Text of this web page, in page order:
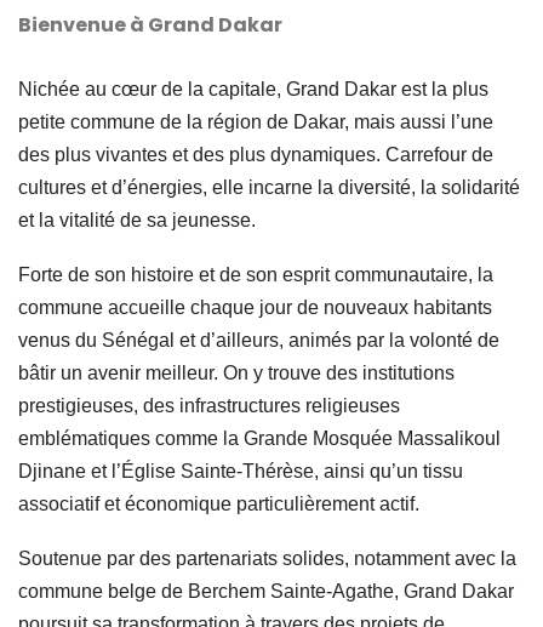
Bienvenue à Grand Dakar
Nichée au cœur de la capitale, Grand Dakar est la plus
petite commune de la région de Dakar, mais aussi l’une
des plus vivantes et des plus dynamiques. Carrefour de
cultures et d’énergies, elle incarne la diversité, la solidarité
et la vitalité de sa jeunesse.
Forte de son histoire et de son esprit communautaire, la
commune accueille chaque jour de nouveaux habitants
venus du Sénégal et d’ailleurs, animés par la volonté de
bâtir un avenir meilleur. On y trouve des institutions
prestigieuses, des infrastructures religieuses
emblématiques comme la Grande Mosquée Massalikoul
Djinane et l’Église Sainte-Thérèse, ainsi qu’un tissu
associatif et économique particulièrement actif.
Soutenue par des partenariats solides, notamment avec la
commune belge de Berchem Sainte-Agathe, Grand Dakar